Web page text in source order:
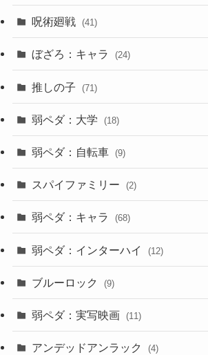
呪術廻戦 (41)
ぼざろ：キャラ (24)
推しの子 (71)
弱ペダ：大学 (18)
弱ペダ：自転車 (9)
スパイファミリー (2)
弱ペダ：キャラ (68)
弱ペダ：インターハイ (12)
ブルーロック (9)
弱ペダ：実写映画 (11)
アンデッドアンラック (4)